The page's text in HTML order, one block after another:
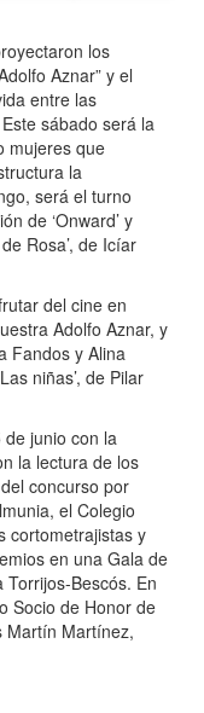
los
Aznar” y el
entre las
sábado será la
mujeres que
la
será el turno
de ‘Onward’ y
Rosa’, de Icíar
del cine en
Adolfo Aznar, y
Fandos y Alina
niñas’, de Pilar
junio con la
la lectura de los
concurso por
el Colegio
cortometrajistas y
en una Gala de
Bescós. En
Socio de Honor de
Martín Martínez,